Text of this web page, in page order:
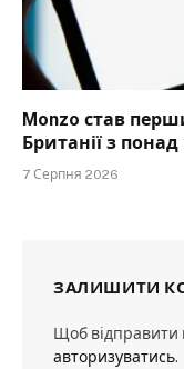
Monzo став
Британії з
7 Серпня 2026
ЗАЛИШИТИ
Щоб відправити
авторизуватись.